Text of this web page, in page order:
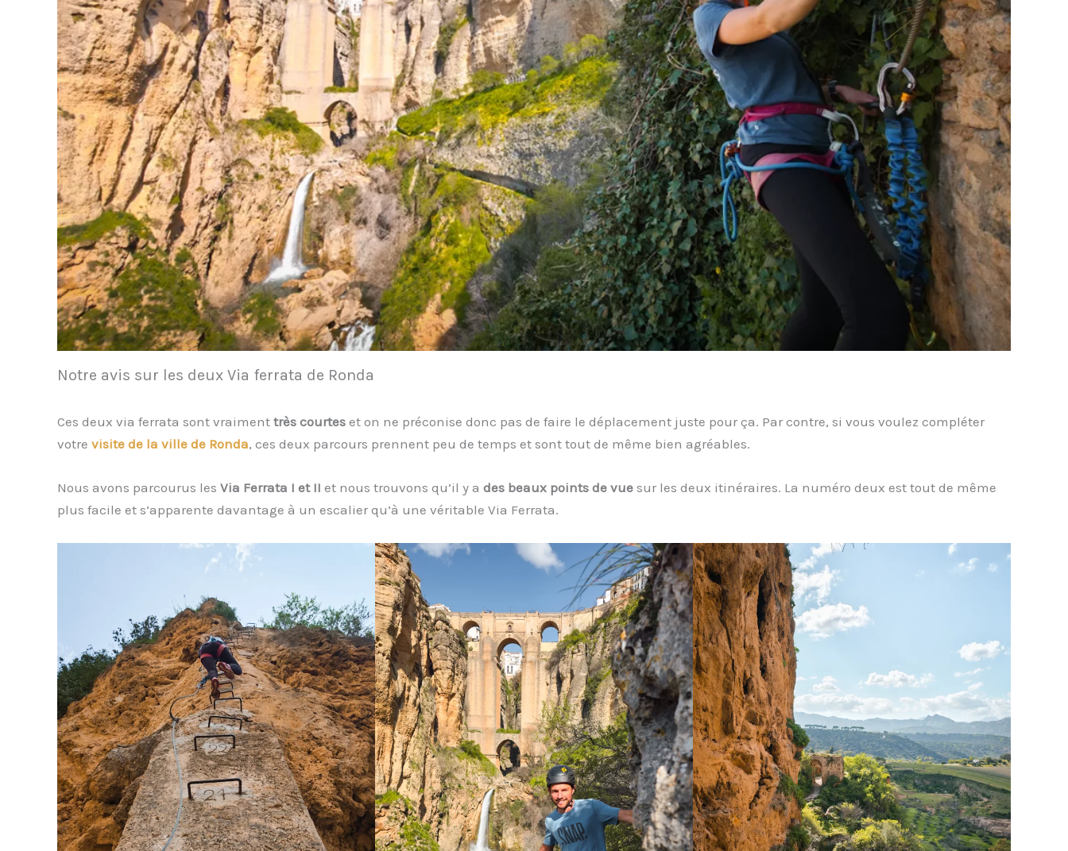
Notre avis sur les deux Via ferrata de Ronda
Ces deux via ferrata sont vraiment très courtes et on ne préconise donc pas de faire le déplacement juste pour ça. Par contre, si vous voulez compléter
votre visite de la ville de Ronda, ces deux parcours prennent peu de temps et sont tout de même bien agréables.
Nous avons parcourus les Via Ferrata I et II et nous trouvons qu’il y a des beaux points de vue sur les deux itinéraires. La numéro deux est tout de même
plus facile et s’apparente davantage à un escalier qu’à une véritable Via Ferrata.